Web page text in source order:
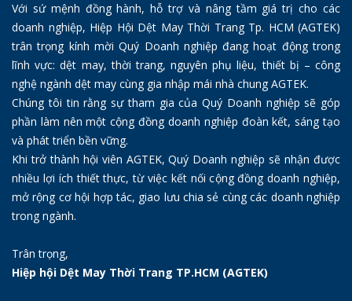
Với sứ mệnh đồng hành, hỗ trợ và nâng tầm giá trị cho các
doanh nghiệp, Hiệp Hội Dệt May Thời Trang Tp. HCM (AGTEK)
trân trọng kính mời Quý Doanh nghiệp đang hoạt động trong
lĩnh vực: dệt may, thời trang, nguyên phụ liệu, thiết bị – công
nghệ ngành dệt may cùng gia nhập mái nhà chung AGTEK.
Chúng tôi tin rằng sự tham gia của Quý Doanh nghiệp sẽ góp
phần làm nên một cộng đồng doanh nghiệp đoàn kết, sáng tạo
và phát triển bền vững.
Khi trở thành hội viên AGTEK, Quý Doanh nghiệp sẽ nhận được
nhiều lợi ích thiết thực, từ việc kết nối cộng đồng doanh nghiệp,
mở rộng cơ hội hợp tác, giao lưu chia sẻ cùng các doanh nghiệp
trong ngành.
Trân trọng,
Hiệp hội Dệt May Thời Trang TP.HCM (AGTEK)